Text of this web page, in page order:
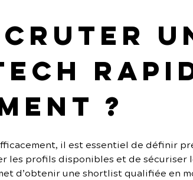
?
il est essentiel de définir
les profils disponibles et de sécuriser
d’obtenir une shortlist qualifiée en